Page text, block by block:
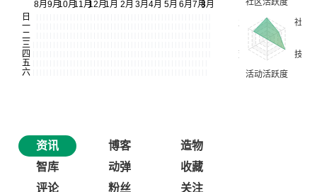
资讯 博客
造物
智库
动弹
收藏
评论
粉丝 关注